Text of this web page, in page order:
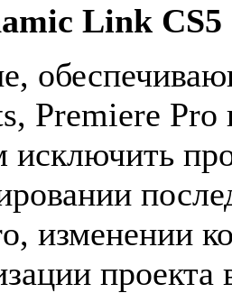
Link CS5
Premiere Pro
изменении
проекта